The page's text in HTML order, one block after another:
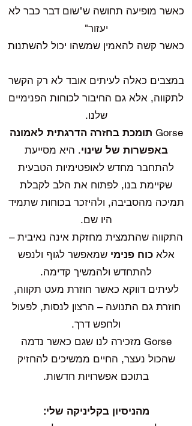
כאשר מופיעה תחושה ש"שום דבר כבר לא
יעזור"
כאשר קשה להאמין שמשהו יכול להשתנות
במצבים כאלה לעיתים אובד לא רק הקשר
לתקווה, אלא גם החיבור לכוחות הפנימיים
שלנו.
Gorse תומכת בחזרה הדרגתית לאמונה
באפשרות של שינוי. היא מסייעת
להתחבר מחדש לאופטימיות הטבעית
שקיימת בנו, לפתוח את הלב לקבלת
תמיכה מהסביבה, ולהיזכר בכוחות שתמיד
היו שם.
התקווה שהתמצית מחזקת אינה נאיבית –
אלאכוח פנימישמאפשר לגוף ולנפש
להתחדש ולהמשיך קדימה.
לעיתים דווקא כאשר חוזרת מעט תקווה,
חוזרת גם התנועה – הרצון לנסות, לפעול
ולחפש דרך.
Gorse מזכירה לנו שגם כאשר נדמה
שהכול נעצר, החיים ממשיכים להחזיק
בתוכם אפשרויות חדשות.
מהניסיון בקליניקה שלי: